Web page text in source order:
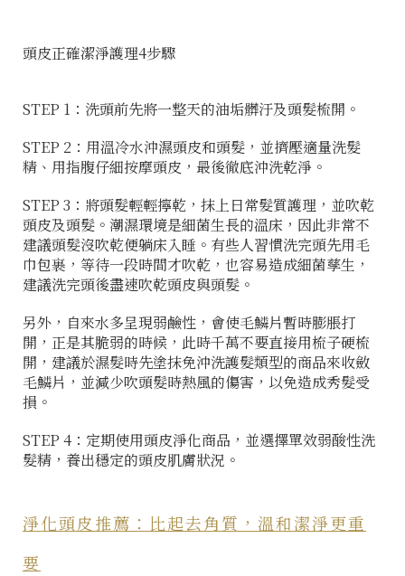
頭皮正確潔淨護理4步驟
STEP 1：洗頭前先將一整天的油垢髒汙及頭髮梳開。
STEP 2：用溫冷水沖濕頭皮和頭髮，並擠壓適量洗髮
精、用指腹仔細按摩頭皮，最後徹底沖洗乾淨。
STEP 3：將頭髮輕輕擰乾，抹上日常髮質護理，並吹乾
頭皮及頭髮。潮濕環境是細菌生長的溫床，因此非常不
建議頭髮沒吹乾便躺床入睡。有些人習慣洗完頭先用毛
巾包裹，等待一段時間才吹乾，也容易造成細菌孳生，
建議洗完頭後盡速吹乾頭皮與頭髮。
另外，自來水多呈現弱鹼性，會使毛鱗片暫時膨脹打
開，正是其脆弱的時候，此時千萬不要直接用梳子硬梳
開，建議於濕髮時先塗抹免沖洗護髮類型的商品來收斂
毛鱗片，並減少吹頭髮時熱風的傷害，以免造成秀髮受
損。
STEP 4：定期使用頭皮淨化商品，並選擇單效弱酸性洗
髮精，養出穩定的頭皮肌膚狀況。
淨化頭皮推薦：比起去角質，溫和潔淨更重
要